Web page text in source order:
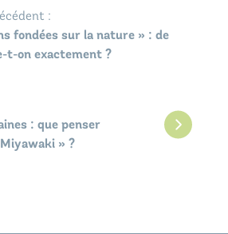
:
fondées sur la nature » : de
t-on exactement ?
: que penser
» ?